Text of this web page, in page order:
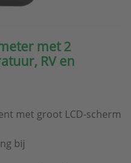
met 2
RV en
met groot LCD-scherm
bij